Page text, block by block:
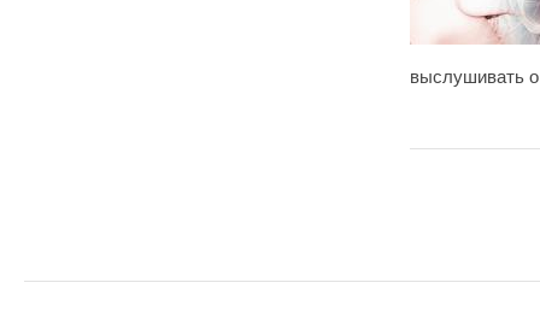
выслушивать о